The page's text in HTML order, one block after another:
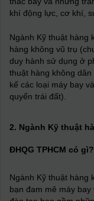
khí động lực, cơ khí,
Ngành Kỹ thuật hàng
hàng không vũ trụ
duy hành sử dụng ở
thuật hàng không
kế các loại máy bay
quyển trái đất).
2. Ngành Kỹ thuật
ĐHQG TPHCM có gì?
Ngành Kỹ thuật hàng
bạn đam mê máy